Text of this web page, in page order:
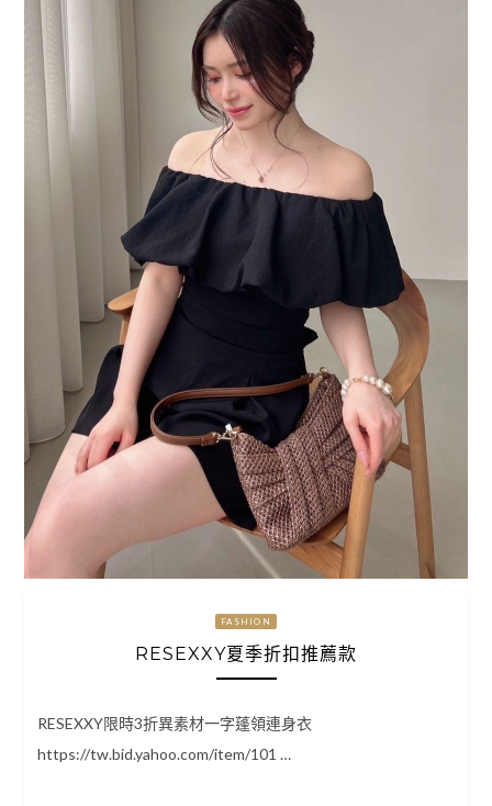
FASHION
RESEXXY夏季折扣推薦款
RESEXXY限時3折異素材一字蓬領連身衣
https://tw.bid.yahoo.com/item/101 …